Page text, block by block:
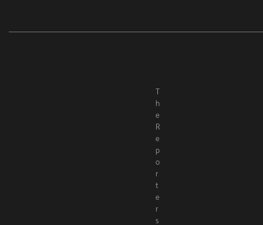
T
h
e
R
e
p
o
r
t
e
r
s